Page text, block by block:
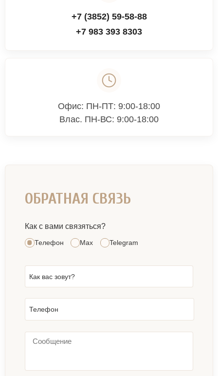
+7 (3852) 59-58-88
+7 983 393 8303
Офис: ПН-ПТ: 9:00-18:00
Влас. ПН-ВС: 9:00-18:00
ОБРАТНАЯ СВЯЗЬ
Как с вами связяться?
Телефон Max Telegram
Как вас зовут?
Телефон